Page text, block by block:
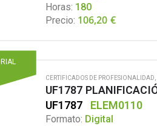
Horas: 180
Precio: 106,20 €
CERTIFICADOS DE PROFESIONALIDAD
UF1787 ELEM0110
Formato: Digital